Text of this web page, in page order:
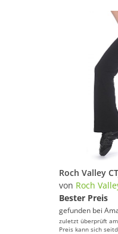
von Roch
Bester Preis
gefunden bei
zuletzt überprüft
Preis kann sich